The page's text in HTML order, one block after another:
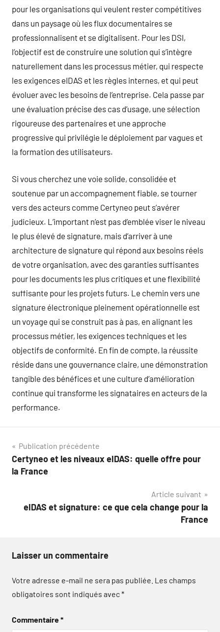
pour les organisations qui veulent rester compétitives
dans un paysage où les flux documentaires se
professionnalisent et se digitalisent. Pour les DSI,
l’objectif est de construire une solution qui s’intègre
naturellement dans les processus métier, qui respecte
les exigences eIDAS et les règles internes, et qui peut
évoluer avec les besoins de l’entreprise. Cela passe par
une évaluation précise des cas d’usage, une sélection
rigoureuse des partenaires et une approche
progressive qui privilégie le déploiement par vagues et
la formation des utilisateurs.
Si vous cherchez une voie solide, consolidée et
soutenue par un accompagnement fiable, se tourner
vers des acteurs comme Certyneo peut s’avérer
judicieux. L’important n’est pas d’emblée viser le niveau
le plus élevé de signature, mais d’arriver à une
architecture de signature qui répond aux besoins réels
de votre organisation, avec des garanties suffisantes
pour les documents les plus critiques et une flexibilité
suffisante pour les projets futurs. Le chemin vers une
signature électronique pleinement opérationnelle est
un voyage qui se construit pas à pas, en alignant les
processus métier, les exigences techniques et les
objectifs de conformité. En fin de compte, la réussite
réside dans une gouvernance claire, une démonstration
tangible des bénéfices et une culture d’amélioration
continue qui transforme les signataires en acteurs de la
performance.
Navigation
de
Publication précédente
Certyneo et les niveaux eIDAS: quelle offre pour
la France
Article suivant
eIDAS et signature: ce que cela change pour la
France
Laisser un commentaire
Votre adresse e-mail ne sera pas publiée. Les champs
obligatoires sont indiqués avec*
Commentaire*